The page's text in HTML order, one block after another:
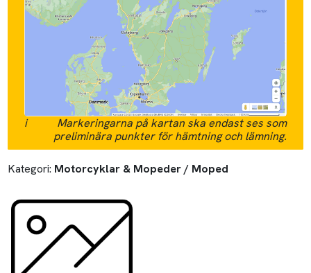
i
Markeringarna på kartan ska endast ses som
preliminära punkter för hämtning och lämning.
Kategori: Motorcyklar & Mopeder / Moped